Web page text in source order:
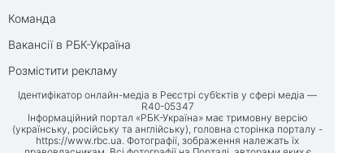
Команда
Вакансії в РБК-Україна
Розмістити рекламу
Ідентифікатор онлайн-медіа в Реєстрі суб’єктів у сфері медіа —
R40-05347
Інформаційний портал «РБК-Україна» має тримовну версію
(українську, російську та англійську), головна сторінка порталу -
https://www.rbc.ua. Фотографії, зображення належать їх